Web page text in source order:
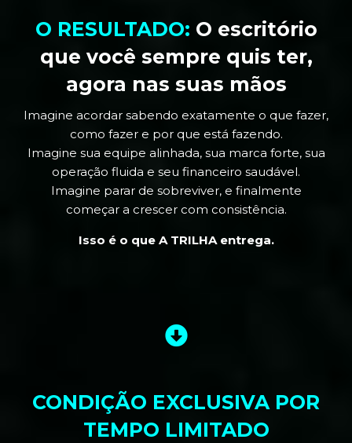
O RESULTADO: O escritório
que você sempre quis ter,
agora nas suas mãos
Imagine acordar sabendo exatamente o que fazer,
como fazer e por que está fazendo.
Imagine sua equipe alinhada, sua marca forte, sua
operação fluida e seu financeiro saudável.
Imagine parar de sobreviver, e finalmente
começar a crescer com consistência.
Isso é o que A TRILHA entrega.
CONDIÇÃO EXCLUSIVA POR
TEMPO LIMITADO